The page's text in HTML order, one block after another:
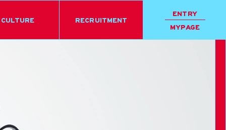
CULTURE RECRUITMENT
ENTRY
MYPAGE